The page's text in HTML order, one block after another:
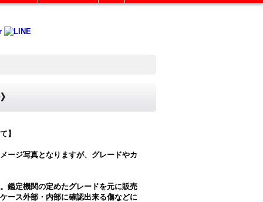
】
ージ写真となりますが、グレードやカ
鑑定機関の定めたグレードを元に販売
ース外部・内部に確認出来る傷などに